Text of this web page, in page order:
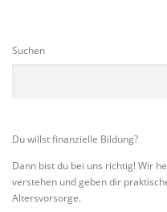
Suchen
Du willst finanzielle Bildung?
Dann bist du bei uns richtig! Wir
verstehen und geben dir
Altersvorsorge.